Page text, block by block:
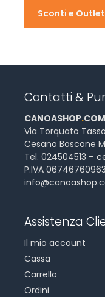
Sconti e Outlet
Contatti &
CANOASHOP.COM
Via Torquato
Cesano Boscone
Tel. 024504513 –
P.IVA 06746760963
Assistenza
Il mio account
Cassa
Carrello
Ordini